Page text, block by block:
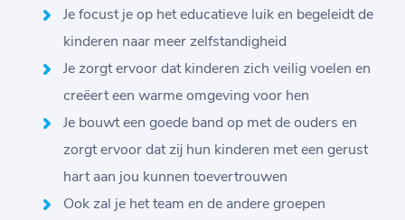
Je focust je op het educatieve luik en begeleidt de
kinderen naar meer zelfstandigheid
Je zorgt ervoor dat kinderen zich veilig voelen en
creëert een warme omgeving voor hen
Je bouwt een goede band op met de ouders en
zorgt ervoor dat zij hun kinderen met een gerust
hart aan jou kunnen toevertrouwen
Ook zal je het team en de andere groepen